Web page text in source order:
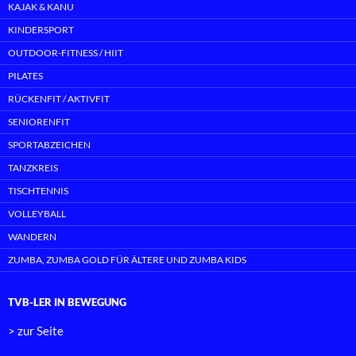
KAJAK & KANU
KINDERSPORT
OUTDOOR-FITNESS / HIIT
PILATES
RÜCKENFIT / AKTIVFIT
SENIORENFIT
SPORTABZEICHEN
TANZKREIS
TISCHTENNIS
VOLLEYBALL
WANDERN
ZUMBA, ZUMBA GOLD FÜR ÄLTERE UND ZUMBA KIDS
TVB-LER IN BEWEGUNG
> zur Seite